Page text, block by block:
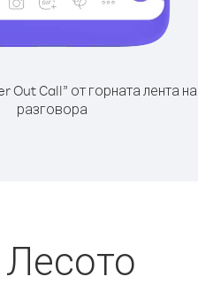
Out Call” от горната лента на
разговора